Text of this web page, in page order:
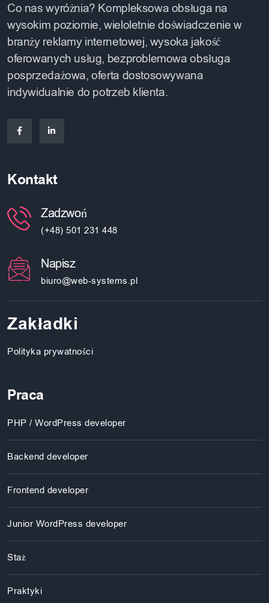
Co nas wyróżnia? Kompleksowa obsługa na
wysokim poziomie, wieloletnie doświadczenie w
branży reklamy internetowej, wysoka jakość
oferowanych usług, bezproblemowa obsługa
posprzedażowa, oferta dostosowywana
indywidualnie do potrzeb klienta.
Kontakt
Zadzwoń
(+48) 501 231 448
Napisz
biuro@web-systems.pl
Zakładki
Polityka prywatności
Praca
PHP / WordPress developer
Backend developer
Frontend developer
Junior WordPress developer
Staż
Praktyki